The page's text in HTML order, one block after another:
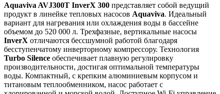
Aquaviva AVJ300T InverX 300 представляет собой ведущий
продукт в линейке тепловых насосов Aquaviva. Идеальный
вариант для нагревания или охлаждения воды в бассейне
объемом до 520 000 л. Трехфазные, вертикальные насосы
InverX отличаются бессшумной работой благодаря
бесступенчатому инверторному компрессору. Технология
Turbo Silence обеспечивает плавную регулировку
производительности, достигая оптимальной температуры
воды. Компактный, с крепким алюминиевым корпусом и
титановым теплообменником, насос работает с